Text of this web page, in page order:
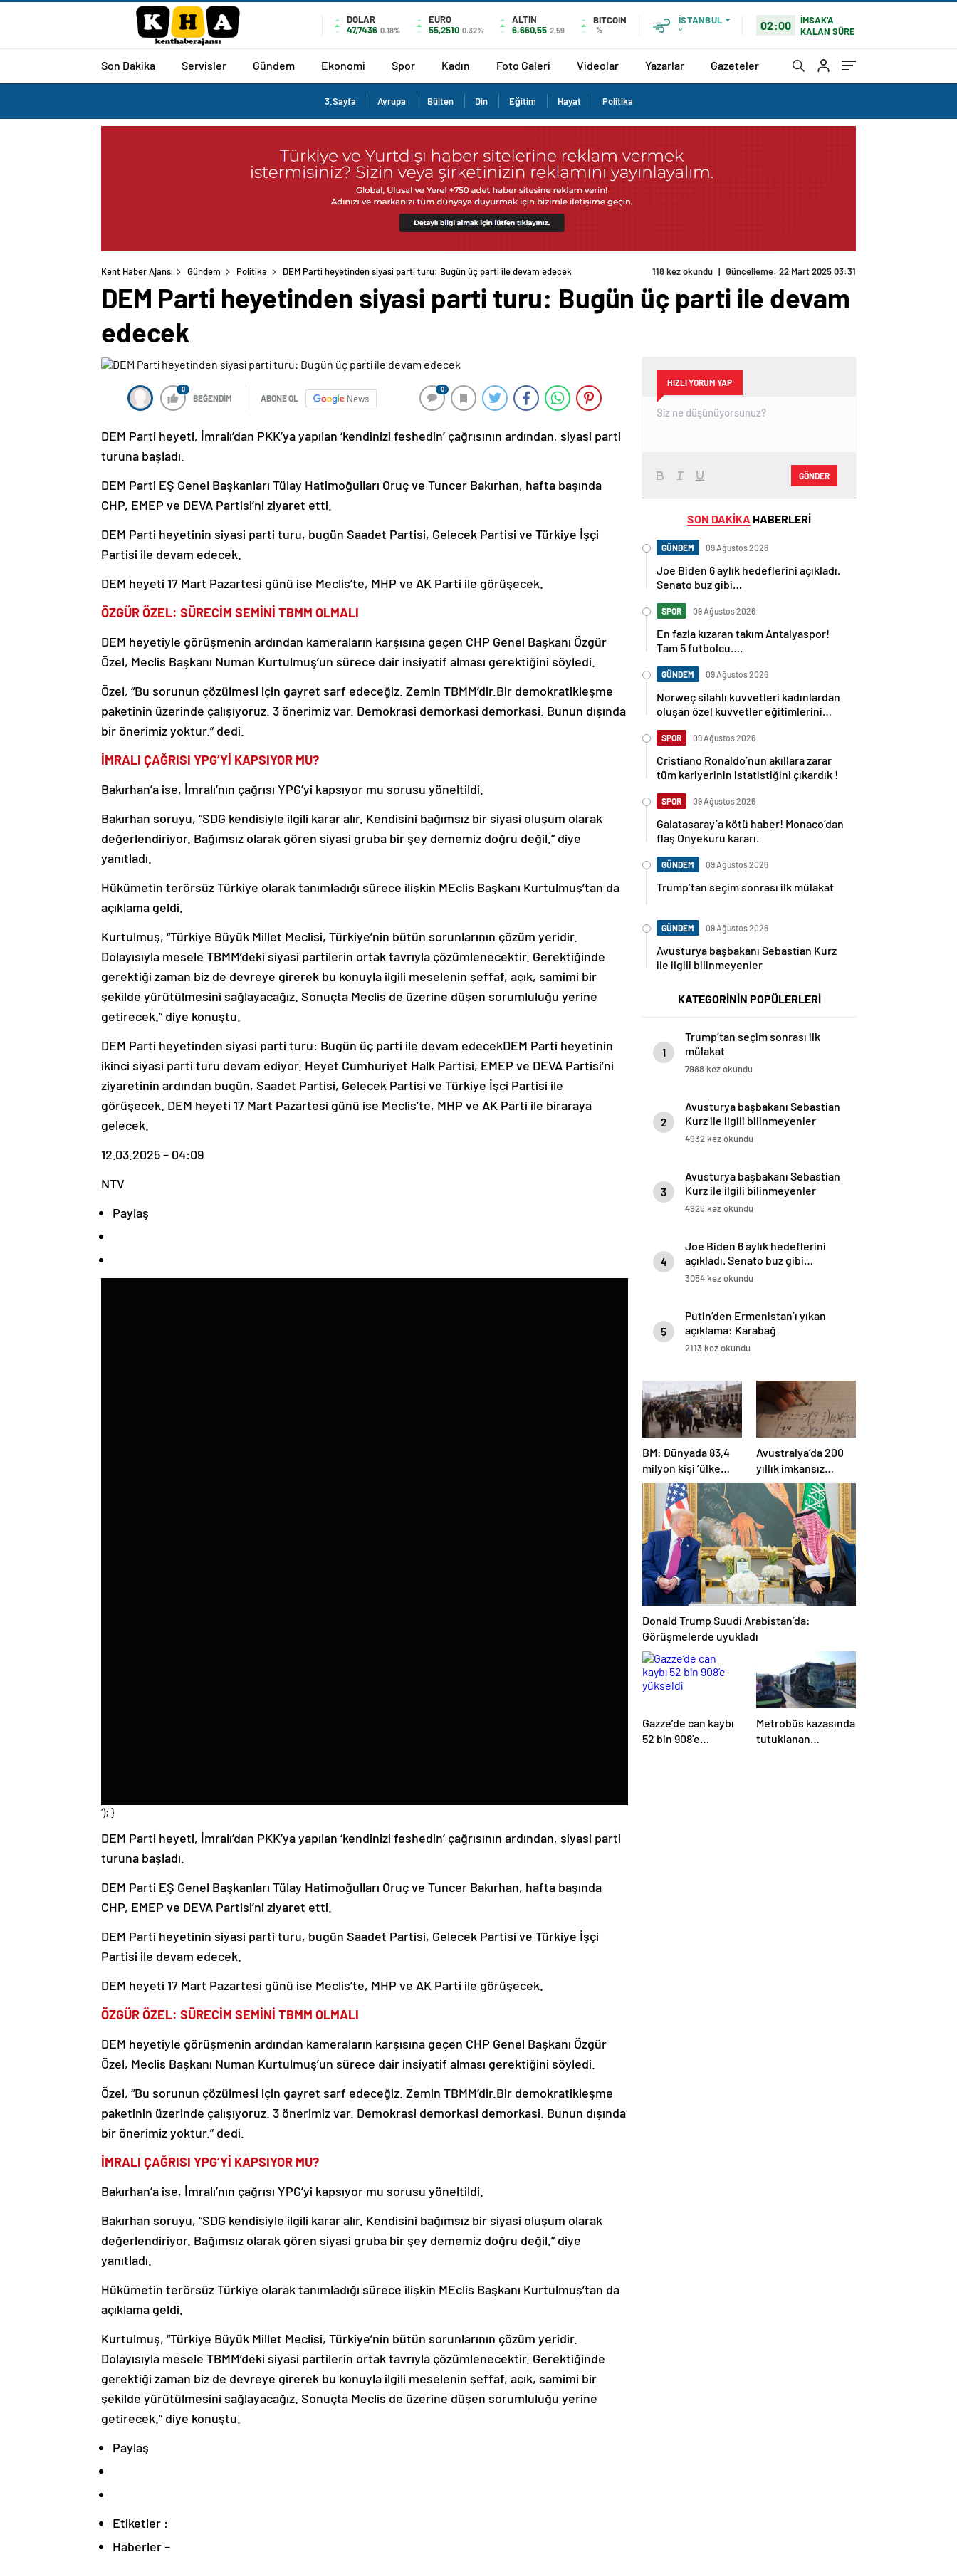
DOLAR
47,7436 0.18%
EURO
55,2510 0.32%
ALTIN
6.660,55 2,59
BITCOIN
%
İSTANBUL
°
02:00
İMSAK'A
KALAN SÜRE
Son Dakika Servisler Gündem Ekonomi Spor Kadın Foto Galeri Videolar Yazarlar Gazeteler
3.Sayfa Avrupa Bülten Din Eğitim Hayat Politika
Kent Haber Ajansı Gündem Politika DEM Parti heyetinden siyasi parti turu: Bugün üç parti ile devam edecek 118 kez okundu | Güncelleme: 22 Mart 2025 03:31
DEM Parti heyetinden siyasi parti turu: Bugün üç parti ile devam
edecek
0
BEĞENDİM ABONE OL News
0
DEM Parti heyeti, İmralı’dan PKK’ya yapılan ‘kendinizi feshedin’ çağrısının ardından, siyasi parti
turuna başladı.
DEM Parti EŞ Genel Başkanları Tülay Hatimoğulları Oruç ve Tuncer Bakırhan, hafta başında
CHP, EMEP ve DEVA Partisi’ni ziyaret etti.
DEM Parti heyetinin siyasi parti turu, bugün Saadet Partisi, Gelecek Partisi ve Türkiye İşçi
Partisi ile devam edecek.
DEM heyeti 17 Mart Pazartesi günü ise Meclis’te, MHP ve AK Parti ile görüşecek.
ÖZGÜR ÖZEL: SÜRECİM SEMİNİ TBMM OLMALI
DEM heyetiyle görüşmenin ardından kameraların karşısına geçen CHP Genel Başkanı Özgür
Özel, Meclis Başkanı Numan Kurtulmuş’un sürece dair insiyatif alması gerektiğini söyledi.
Özel, “Bu sorunun çözülmesi için gayret sarf edeceğiz. Zemin TBMM’dir.Bir demokratikleşme
paketinin üzerinde çalışıyoruz. 3 önerimiz var. Demokrasi demorkasi demorkasi. Bunun dışında
bir önerimiz yoktur.” dedi.
İMRALI ÇAĞRISI YPG’Yİ KAPSIYOR MU?
Bakırhan’a ise, İmralı’nın çağrısı YPG’yi kapsıyor mu sorusu yöneltildi.
Bakırhan soruyu, “SDG kendisiyle ilgili karar alır. Kendisini bağımsız bir siyasi oluşum olarak
değerlendiriyor. Bağımsız olarak gören siyasi gruba bir şey dememiz doğru değil.” diye
yanıtladı.
Hükümetin terörsüz Türkiye olarak tanımladığı sürece ilişkin MEclis Başkanı Kurtulmuş’tan da
açıklama geldi.
Kurtulmuş, “Türkiye Büyük Millet Meclisi, Türkiye’nin bütün sorunlarının çözüm yeridir.
Dolayısıyla mesele TBMM’deki siyasi partilerin ortak tavrıyla çözümlenecektir. Gerektiğinde
gerektiği zaman biz de devreye girerek bu konuyla ilgili meselenin şeffaf, açık, samimi bir
şekilde yürütülmesini sağlayacağız. Sonuçta Meclis de üzerine düşen sorumluluğu yerine
getirecek.” diye konuştu.
DEM Parti heyetinden siyasi parti turu: Bugün üç parti ile devam edecekDEM Parti heyetinin
ikinci siyasi parti turu devam ediyor. Heyet Cumhuriyet Halk Partisi, EMEP ve DEVA Partisi’ni
ziyaretinin ardından bugün, Saadet Partisi, Gelecek Partisi ve Türkiye İşçi Partisi ile
görüşecek. DEM heyeti 17 Mart Pazartesi günü ise Meclis’te, MHP ve AK Parti ile biraraya
gelecek.
12.03.2025 – 04:09
NTV
Paylaş
‘); }
DEM Parti heyeti, İmralı’dan PKK’ya yapılan ‘kendinizi feshedin’ çağrısının ardından, siyasi parti
turuna başladı.
DEM Parti EŞ Genel Başkanları Tülay Hatimoğulları Oruç ve Tuncer Bakırhan, hafta başında
CHP, EMEP ve DEVA Partisi’ni ziyaret etti.
DEM Parti heyetinin siyasi parti turu, bugün Saadet Partisi, Gelecek Partisi ve Türkiye İşçi
Partisi ile devam edecek.
DEM heyeti 17 Mart Pazartesi günü ise Meclis’te, MHP ve AK Parti ile görüşecek.
ÖZGÜR ÖZEL: SÜRECİM SEMİNİ TBMM OLMALI
DEM heyetiyle görüşmenin ardından kameraların karşısına geçen CHP Genel Başkanı Özgür
Özel, Meclis Başkanı Numan Kurtulmuş’un sürece dair insiyatif alması gerektiğini söyledi.
Özel, “Bu sorunun çözülmesi için gayret sarf edeceğiz. Zemin TBMM’dir.Bir demokratikleşme
paketinin üzerinde çalışıyoruz. 3 önerimiz var. Demokrasi demorkasi demorkasi. Bunun dışında
bir önerimiz yoktur.” dedi.
İMRALI ÇAĞRISI YPG’Yİ KAPSIYOR MU?
Bakırhan’a ise, İmralı’nın çağrısı YPG’yi kapsıyor mu sorusu yöneltildi.
Bakırhan soruyu, “SDG kendisiyle ilgili karar alır. Kendisini bağımsız bir siyasi oluşum olarak
değerlendiriyor. Bağımsız olarak gören siyasi gruba bir şey dememiz doğru değil.” diye
yanıtladı.
Hükümetin terörsüz Türkiye olarak tanımladığı sürece ilişkin MEclis Başkanı Kurtulmuş’tan da
açıklama geldi.
Kurtulmuş, “Türkiye Büyük Millet Meclisi, Türkiye’nin bütün sorunlarının çözüm yeridir.
Dolayısıyla mesele TBMM’deki siyasi partilerin ortak tavrıyla çözümlenecektir. Gerektiğinde
gerektiği zaman biz de devreye girerek bu konuyla ilgili meselenin şeffaf, açık, samimi bir
şekilde yürütülmesini sağlayacağız. Sonuçta Meclis de üzerine düşen sorumluluğu yerine
getirecek.” diye konuştu.
Paylaş
Etiketler :
Haberler –
HIZLI YORUM YAP
GÖNDER
SON DAKİKA HABERLERİ
GÜNDEM 09 Ağustos 2026
Joe Biden 6 aylık hedeflerini açıkladı.
Senato buz gibi…
SPOR 09 Ağustos 2026
En fazla kızaran takım Antalyaspor!
Tam 5 futbolcu….
GÜNDEM 09 Ağustos 2026
Norweç silahlı kuvvetleri kadınlardan
oluşan özel kuvvetler eğitimlerini
SPOR 09 Ağustos 2026
Cristiano Ronaldo’nun akıllara zarar
tüm kariyerinin istatistiğini çıkardık !
SPOR 09 Ağustos 2026
Galatasaray’a kötü haber! Monaco’dan
flaş Onyekuru kararı.
GÜNDEM 09 Ağustos 2026
Trump’tan seçim sonrası ilk mülakat
GÜNDEM 09 Ağustos 2026
Avusturya başbakanı Sebastian Kurz
ile ilgili bilinmeyenler
KATEGORİNİN POPÜLERLERİ
1
Trump’tan seçim sonrası ilk
mülakat
7988 kez okundu
2
Avusturya başbakanı Sebastian
Kurz ile ilgili bilinmeyenler
4932 kez okundu
3
Avusturya başbakanı Sebastian
Kurz ile ilgili bilinmeyenler
4925 kez okundu
4
Joe Biden 6 aylık hedeflerini
açıkladı. Senato buz gibi…
3054 kez okundu
5
Putin’den Ermenistan’ı yıkan
açıklama: Karabağ
Azerbaycan’ın ayrılmaz bir
2113 kez okundu
BM: Dünyada 83,4
milyon kişi ‘ülke
içinde yerinden
edilmiş’ olarak
yaşıyor
Avustralya’da 200
yıllık imkansız
matematik
problemi çözüldü
Donald Trump Suudi Arabistan’da:
Görüşmelerde uyukladı
Gazze’de can kaybı
52 bin 908’e
Metrobüs kazasında
tutuklanan